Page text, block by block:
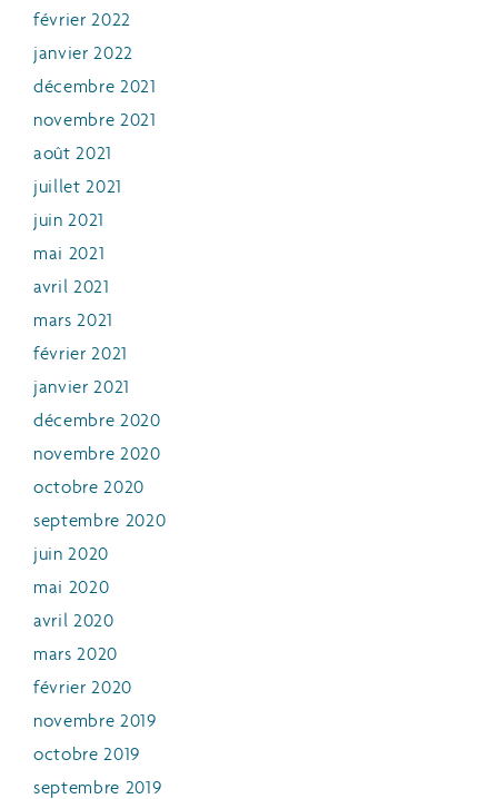
février 2022
janvier 2022
décembre 2021
novembre 2021
août 2021
juillet 2021
juin 2021
mai 2021
avril 2021
mars 2021
février 2021
janvier 2021
décembre 2020
novembre 2020
octobre 2020
septembre 2020
juin 2020
mai 2020
avril 2020
mars 2020
février 2020
novembre 2019
octobre 2019
septembre 2019